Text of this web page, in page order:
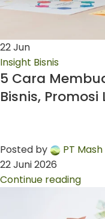
22Jun
Insight Bisnis
5 Cara
Bisnis,
Posted by
PT
22 Juni 2026
Continue reading